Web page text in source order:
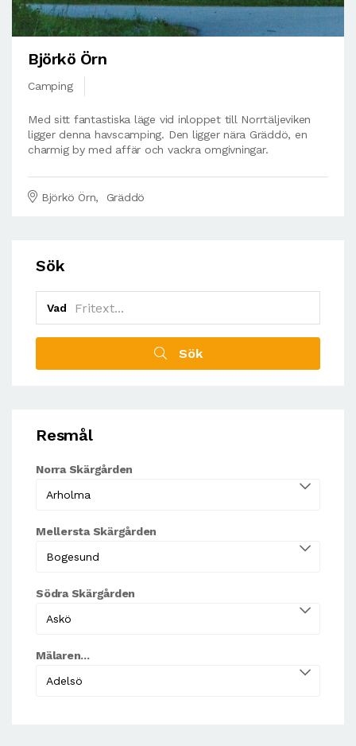
Sök
Vad
Sök
Resmål
Norra Skärgården
Mellersta Skärgården
Södra Skärgården
Mälaren...
Björkö Örn
Camping
Med sitt fantastiska läge vid inloppet till Norrtäljeviken
ligger denna havscamping. Den ligger nära Gräddö, en
charmig by med affär och vackra omgivningar.
Björkö Örn, Gräddö